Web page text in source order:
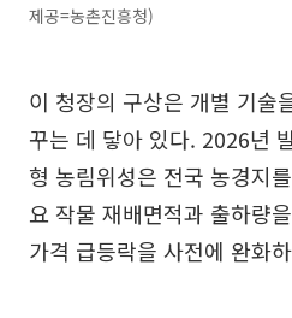
제공=농촌진흥청)
이 청장의 구상은 개별 기술
꾸는 데 닿아 있다. 2026년
형 농림위성은 전국 농경지
요 작물 재배면적과 출하량
가격 급등락을 사전에 완화